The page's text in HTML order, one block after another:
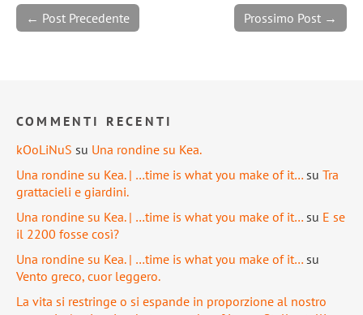
Prossimo Post →
← Post Precedente
COMMENTI RECENTI
kOoLiNuS su Una rondine su Kea.
Una rondine su Kea. | …time is what you make of it… su Tra
grattacieli e giardini.
Una rondine su Kea. | …time is what you make of it… su E se
il 2200 fosse così?
Una rondine su Kea. | …time is what you make of it… su
Vento greco, cuor leggero.
La vita si restringe o si espande in proporzione al nostro